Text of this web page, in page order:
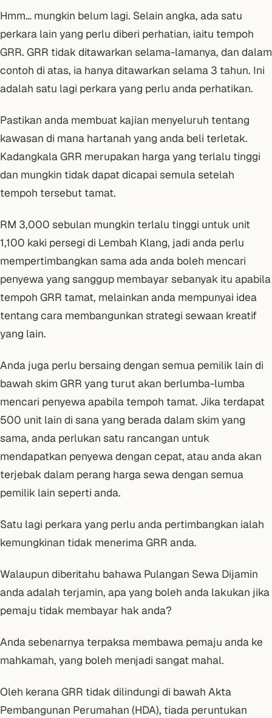
Hmm… mungkin belum lagi. Selain angka, ada satu
perkara lain yang perlu diberi perhatian, iaitu tempoh
GRR. GRR tidak ditawarkan selama-lamanya, dan dalam
contoh di atas, ia hanya ditawarkan selama 3 tahun. Ini
adalah satu lagi perkara yang perlu anda perhatikan.
Pastikan anda membuat kajian menyeluruh tentang
kawasan di mana hartanah yang anda beli terletak.
Kadangkala GRR merupakan harga yang terlalu tinggi
dan mungkin tidak dapat dicapai semula setelah
tempoh tersebut tamat.
RM 3,000 sebulan mungkin terlalu tinggi untuk unit
1,100 kaki persegi di Lembah Klang, jadi anda perlu
mempertimbangkan sama ada anda boleh mencari
penyewa yang sanggup membayar sebanyak itu apabila
tempoh GRR tamat, melainkan anda mempunyai idea
tentang cara membangunkan strategi sewaan kreatif
yang lain.
Anda juga perlu bersaing dengan semua pemilik lain di
bawah skim GRR yang turut akan berlumba-lumba
mencari penyewa apabila tempoh tamat. Jika terdapat
500 unit lain di sana yang berada dalam skim yang
sama, anda perlukan satu rancangan untuk
mendapatkan penyewa dengan cepat, atau anda akan
terjebak dalam perang harga sewa dengan semua
pemilik lain seperti anda.
Satu lagi perkara yang perlu anda pertimbangkan ialah
kemungkinan tidak menerima GRR anda.
Walaupun diberitahu bahawa Pulangan Sewa Dijamin
anda adalah terjamin, apa yang boleh anda lakukan jika
pemaju tidak membayar hak anda?
Anda sebenarnya terpaksa membawa pemaju anda ke
mahkamah, yang boleh menjadi sangat mahal.
Oleh kerana GRR tidak dilindungi di bawah Akta
Pembangunan Perumahan (HDA), tiada peruntukan